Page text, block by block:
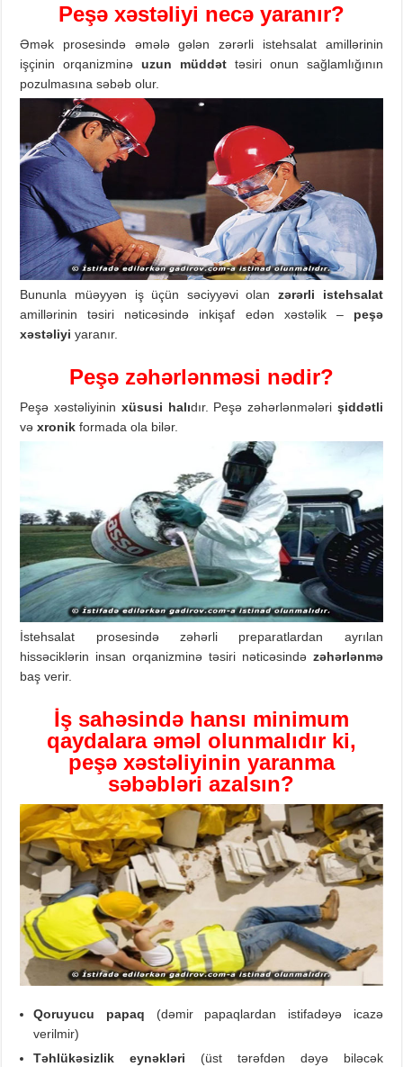
Peşə xəstəliyi necə yaranır?
Əmək prosesində əmələ gələn zərərli istehsalat amillərinin
işçinin orqanizminəuzun müddət təsiri onun sağlamlığının
pozulmasına səbəb olur.
Bununla müəyyən iş üçün səciyyəvi olanzərərli istehsalat
amillərinin təsiri nəticəsində inkişaf edən xəstəlik – peşə
xəstəliyiyaranır.
Peşə zəhərlənməsi nədir?
Peşə xəstəliyinin xüsusi halıdır. Peşə zəhərlənmələri şiddətli
vəxronik formada ola bilər.
İstehsalat prosesində zəhərli preparatlardan ayrılan
hissəciklərin insan orqanizminə təsiri nəticəsində zəhərlənmə
baş verir.
İş sahəsindəhansı minimum
qaydalara əməl olunmalıdır ki,
peşə xəstəliyinin yaranma
səbəbləri azalsın?
Qoruyucu papaq (dəmir papaqlardan istifadəyə icazə
verilmir)
Təhlükəsizlik eynəkləri (üst tərəfdən dəyə biləcək